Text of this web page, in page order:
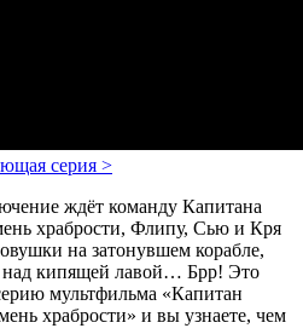
серия >
ждёт команду Капитана
храбрости, Флипу, Сью и Кря
на затонувшем корабле,
кипящей лавой… Брр! Это
мультфильма «Капитан
храбрости» и вы узнаете, чем